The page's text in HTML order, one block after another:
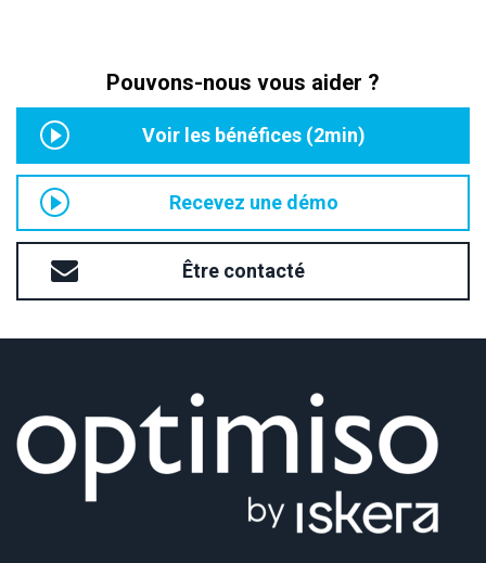
Pouvons-nous vous aider ?
Voir les bénéfices (2min)
Recevez une démo
Être contacté